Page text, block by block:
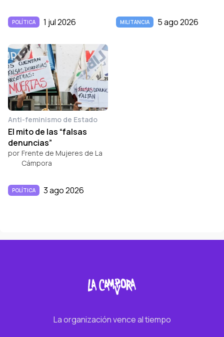
POLÍTICA 1 jul 2026 MILITANCIA 5 ago 2026
Anti-feminismo de Estado
El mito de las “falsas
denuncias”
por Frente de Mujeres de La
Cámpora
POLÍTICA 3 ago 2026
La organización vence al tiempo